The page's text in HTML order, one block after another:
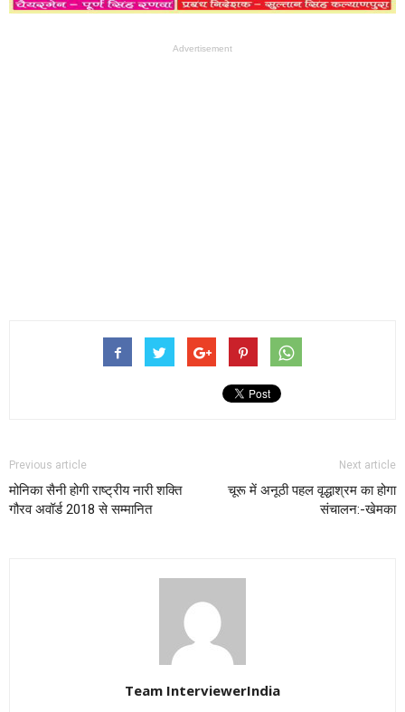
Advertisement
Previous article
मोनिका सैनी होगी राष्ट्रीय नारी शक्ति
गौरव अवॉर्ड 2018 से सम्मानित
Next article
चूरू में अनूठी पहल वृद्धाश्रम का होगा
संचालन:-खेमका
Team InterviewerIndia